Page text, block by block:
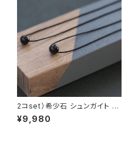
2コset）希少石 シュンガイト ペ
ア ネックレス シルバー925
¥9,980